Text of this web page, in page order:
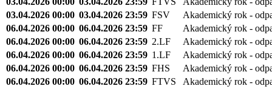
03.04.2026 00:00 03.04.2026 23:59 FSV
Akademický rok -
06.04.2026 00:00 06.04.2026 23:59 FF
Akademický rok -
06.04.2026 00:00 06.04.2026 23:59 2.LF
Akademický rok -
06.04.2026 00:00 06.04.2026 23:59 1.LF
Akademický rok -
06.04.2026 00:00 06.04.2026 23:59 FHS
Akademický rok -
06.04.2026 00:00 06.04.2026 23:59 FTVS
Akademický rok -